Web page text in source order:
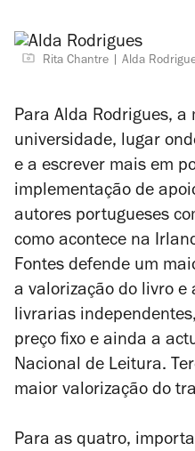
Rita Chantre Alda
Para Alda Rodrigues,
universidade, lugar
e a escrever mais em
implementação de
autores portugueses
como acontece na
Fontes defende um
a valorização do livro e
livrarias
preço fixo e ainda a
Nacional de Leitura.
maior valorização do
Para as quatro,